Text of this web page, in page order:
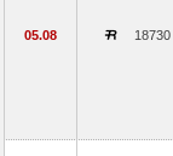
05.08 18730